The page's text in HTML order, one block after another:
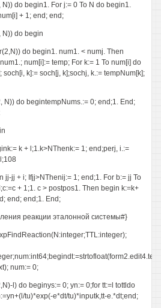
do begin1. For j:= 0 To N do begin1.
+ 1; end; end;
N)) do begin
do begin1. num1. < numj. Then
num[i]:= temp; For k:= 1 To num[i] do
k]:= soch[j, k];sochj, k.:= tempNum[k];
N)) do begintempNums.:= 0; end;1. End;
k + l;1.k>NThenk:= 1; end;perj, i.:=
jj-jj + i; Ifjj>NThenij:= 1; end;1. For b:= jj To
+ 1;1. c > postpos1. Then begin k:=k+
end; end;1. End;
реакции эталонной системы#}
num:= 0;
l) do beginys:= 0; yn:= 0;for tt:=l tottldo
tu)*exp(-e*dt/tu)*inputk,tt-e.*dt;end;